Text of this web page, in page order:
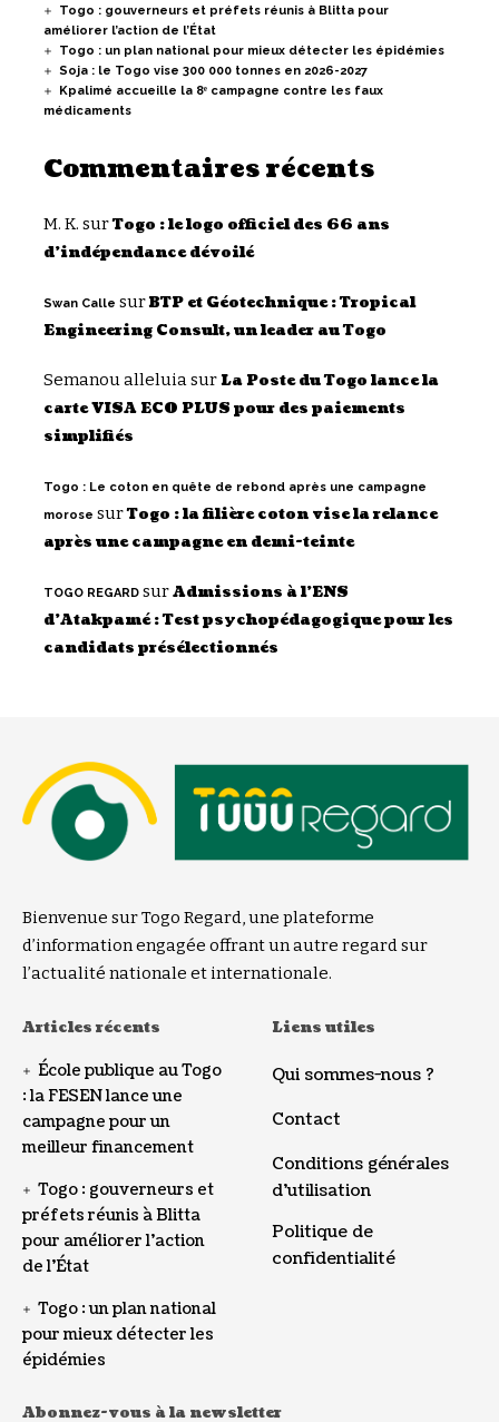
Togo : gouverneurs et préfets réunis à Blitta pour
améliorer l’action de l’État
Togo : un plan national pour mieux détecter les épidémies
Soja : le Togo vise 300 000 tonnes en 2026-2027
Kpalimé accueille la 8ᵉ campagne contre les faux
médicaments
Commentaires récents
M. K. surTogo : le logo officiel des 66 ans
d’indépendance dévoilé
Swan Calle surBTP et Géotechnique : Tropical
Engineering Consult, un leader au Togo
Semanou alleluiasurLa Poste du Togo lance la
carte VISA ECO PLUS pour des paiements
simplifiés
Togo : Le coton en quête de rebond après une campagne
morose surTogo : la filière coton vise la relance
après une campagne en demi-teinte
TOGO REGARD surAdmissions à l’ENS
d’Atakpamé : Test psychopédagogique pour les
candidats présélectionnés
Bienvenue sur Togo Regard, une plateforme
d’information engagée offrant un autre regard sur
l’actualité nationale et internationale.
Articles récents
École publique au Togo
: la FESEN lance une
campagne pour un
meilleur financement
Togo : gouverneurs et
préfets réunis à Blitta
pour améliorer l’action
de l’État
Togo : un plan national
pour mieux détecter les
épidémies
Liens utiles
Qui sommes-nous ?
Contact
Conditions générales
d’utilisation
Politique de
confidentialité
Abonnez-vous à la newsletter